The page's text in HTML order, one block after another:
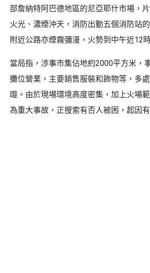
部詹納特阿巴德地區的尼亞耶什市場，
火光、濃煙沖天，消防出動五個消防站
附近公路亦煙霧彌漫，火勢到中午近12
當局指，涉事市集佔地約2000平方米，
攤位營業，主要銷售服裝和飾物等，多
噬。由於現場環境高度密集，加上火場
為重大事故，正搜索有否人被困，起因